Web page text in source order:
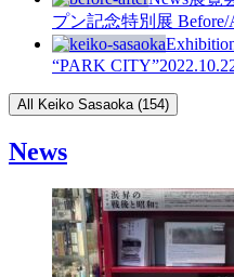
プン記念特別展
“PARK CITY”
All Keiko Sasaoka (154)
News